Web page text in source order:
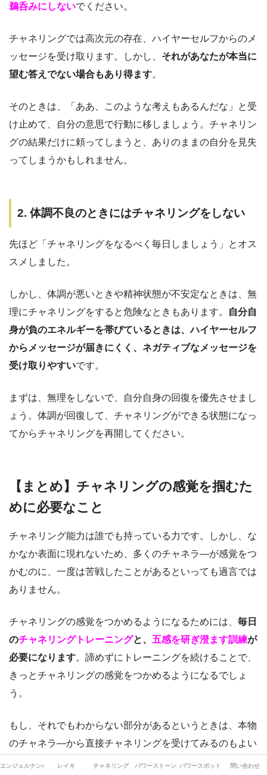
鵜呑みにしないでください。
チャネリングでは高次元の存在、ハイヤーセルフからのメ
ッセージを受け取ります。しかし、 それがあなたが本当に
望む答えでない場合もあり得ます。
そのときは、「ああ、このような考えもあるんだな」と受
け止めて、自分の意思で行動に移しましょう。チャネリン
グの結果だけに頼ってしまうと、ありのままの自分を見失
ってしまうかもしれません。
2. 体調不良のときにはチャネリングをしない
先ほど「チャネリングをなるべく毎日しましょう」とオス
スメしました。
しかし、体調が悪いときや精神状態が不安定なときは、無
理にチャネリングをすると危険なときもあります。
自分自
身が負のエネルギーを帯びているときは、ハイヤーセルフ
からメッセージが届きにくく、ネガティブなメッセージを
受け取りやすいです。
まずは、無理をしないで、自分自身の回復を優先させまし
ょう。体調が回復して、チャネリングができる状態になっ
てからチャネリングを再開してください。
【まとめ】チャネリングの感覚を掴むた
めに必要なこと
チャネリング能力は誰でも持っている力です。しかし、な
かなか表面に現れないため、多くのチャネラ―が感覚をつ
かむのに、一度は苦戦したことがあるといっても過言では
ありません。
チャネリングの感覚をつかめるようになるためには、 毎日
のチャネリングトレーニングと、 五感を研ぎ澄ます訓練が
必要になります。諦めずにトレーニングを続けることで、
きっとチャネリングの感覚をつかめるようになるでしょ
う。
もし、それでもわからない部分があるというときは、本物
のチャネラ―から直接チャネリングを受けてみるのもよい
でしょう。チャネラ―にも相性はあります。
さまざまなチ
エンジェルナンバー レイキ チャネリング パワーストーン パワースポット 問い合わせ